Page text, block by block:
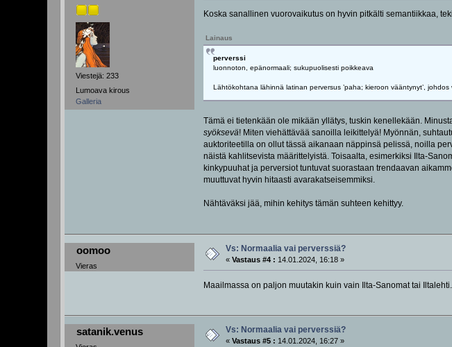
Viestejä: 233
Lumoava kirous
Galleria
Koska sanallinen vuorovaikutus on hyvin pitkälti semantiikkaa,
Lainaus
perverssi
luonnoton, epänormaali; sukupuolisesti poikkeava
Lähtökohtana lähinnä latinan perversus ’paha; kieroon vääntynyt’, johdos
Tämä ei tietenkään ole mikään yllätys, tuskin kenellekään.
syöksevä! Miten viehättävää sanoilla leikittelyä! Myönnän,
auktoriteetilla on ollut tässä aikanaan näppinsä pelissä, noilla
näistä kahlitsevista määrittelyistä. Toisaalta, esimerkiksi Ilta-
kinkypuuhat ja perversiot tuntuvat suorastaan trendaavan
muuttuvat hyvin hitaasti avarakatseisemmiksi.
Nähtäväksi jää, mihin kehitys tämän suhteen kehittyy.
oomoo
Vieras
Vs: Normaalia vai perverssiä?
«Vastaus #4 : 14.01.2024, 16:18 »
Maailmassa on paljon muutakin kuin vain Ilta-Sanomat tai
satanik.venus Vs: Normaalia vai perverssiä?
«Vastaus #5 : 14.01.2024, 16:27 »